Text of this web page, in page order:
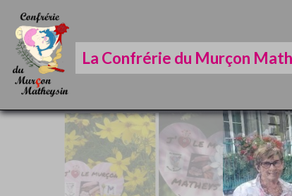
La Confrérie du Murçon